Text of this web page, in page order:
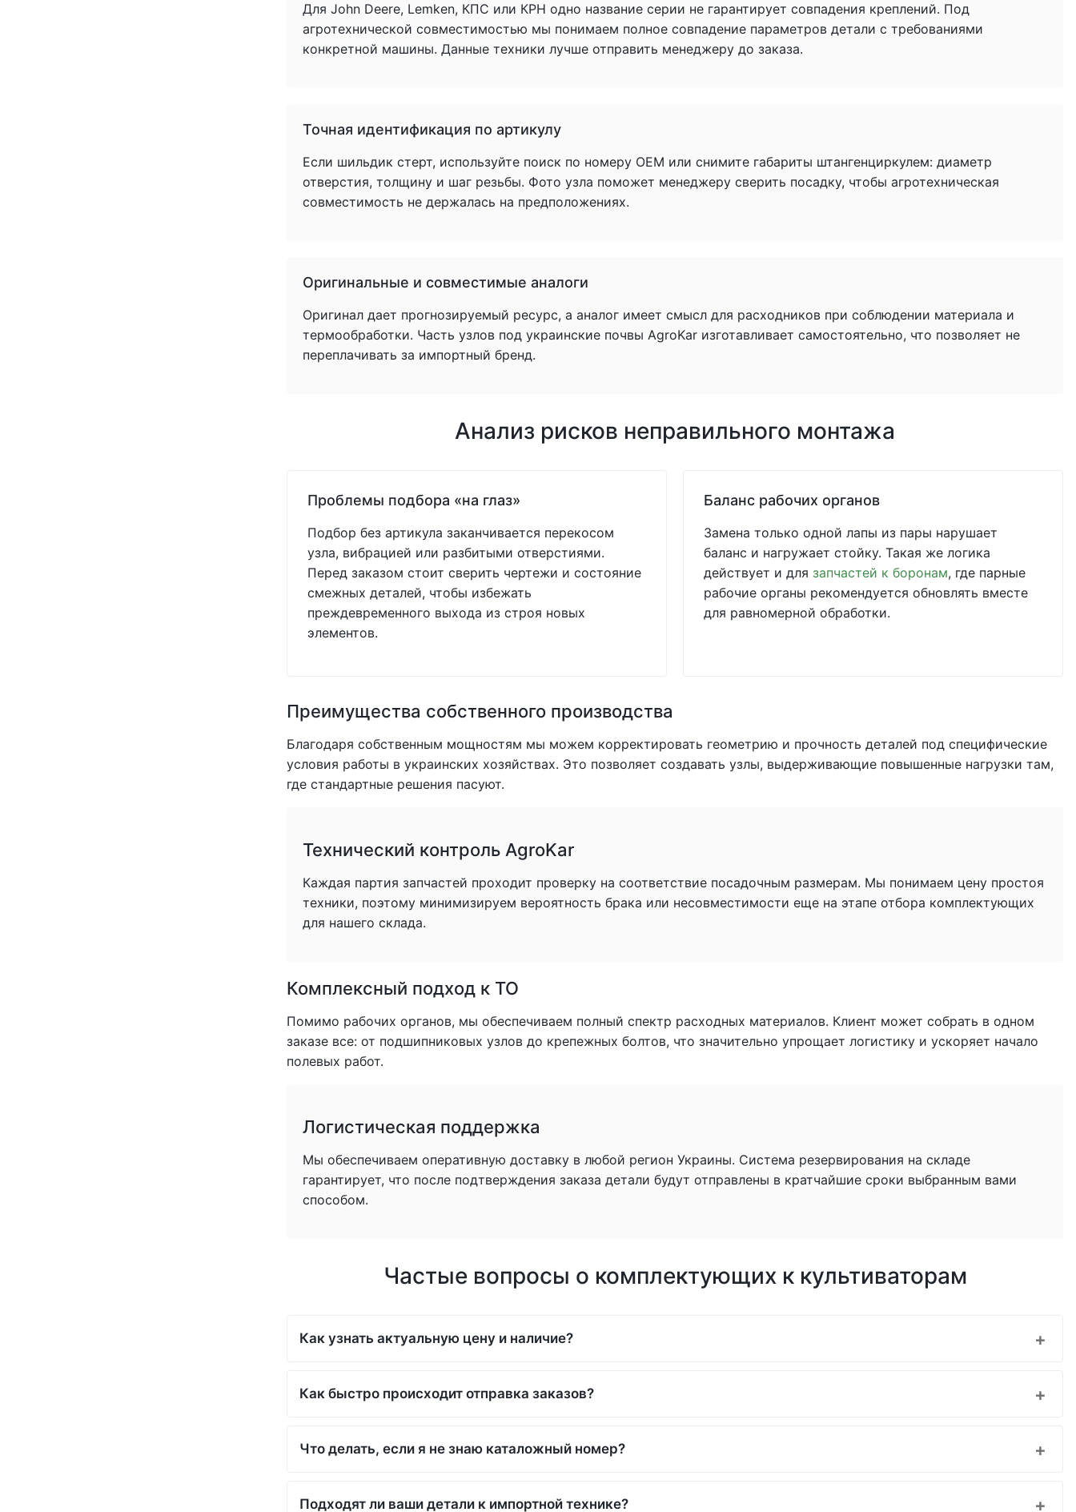
Для John Deere, Lemken, КПС или КРН одно название серии не гарантирует совпадения креплений. Под
агротехнической совместимостью мы понимаем полное совпадение параметров детали с требованиями
конкретной машины. Данные техники лучше отправить менеджеру до заказа.
Точная идентификация по артикулу
Если шильдик стерт, используйте поиск по номеру OEM или снимите габариты штангенциркулем: диаметр
отверстия, толщину и шаг резьбы. Фото узла поможет менеджеру сверить посадку, чтобы агротехническая
совместимость не держалась на предположениях.
Оригинальные и совместимые аналоги
Оригинал дает прогнозируемый ресурс, а аналог имеет смысл для расходников при соблюдении материала и
термообработки. Часть узлов под украинские почвы AgroKar изготавливает самостоятельно, что позволяет не
переплачивать за импортный бренд.
Анализ рисков неправильного монтажа
Проблемы подбора «на глаз»
Подбор без артикула заканчивается перекосом
узла, вибрацией или разбитыми отверстиями.
Перед заказом стоит сверить чертежи и состояние
смежных деталей, чтобы избежать
преждевременного выхода из строя новых
элементов.
Баланс рабочих органов
Замена только одной лапы из пары нарушает
баланс и нагружает стойку. Такая же логика
действует и для запчастей к боронам, где парные
рабочие органы рекомендуется обновлять вместе
для равномерной обработки.
Преимущества собственного производства
Благодаря собственным мощностям мы можем корректировать геометрию и прочность деталей под специфические
условия работы в украинских хозяйствах. Это позволяет создавать узлы, выдерживающие повышенные нагрузки там,
где стандартные решения пасуют.
Технический контроль AgroKar
Каждая партия запчастей проходит проверку на соответствие посадочным размерам. Мы понимаем цену простоя
техники, поэтому минимизируем вероятность брака или несовместимости еще на этапе отбора комплектующих
для нашего склада.
Комплексный подход к ТО
Помимо рабочих органов, мы обеспечиваем полный спектр расходных материалов. Клиент может собрать в одном
заказе все: от подшипниковых узлов до крепежных болтов, что значительно упрощает логистику и ускоряет начало
полевых работ.
Логистическая поддержка
Мы обеспечиваем оперативную доставку в любой регион Украины. Система резервирования на складе
гарантирует, что после подтверждения заказа детали будут отправлены в кратчайшие сроки выбранным вами
способом.
Частые вопросы о комплектующих к культиваторам
Как узнать актуальную цену и наличие?
Как быстро происходит отправка заказов?
Что делать, если я не знаю каталожный номер?
Подходят ли ваши детали к импортной технике?